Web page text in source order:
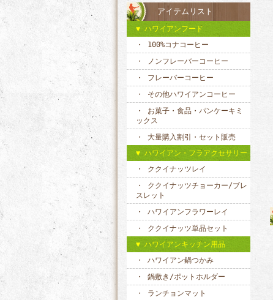
アイテムリスト
ハワイアンフード
100%コナコーヒー
ノンフレーバーコーヒー
フレーバーコーヒー
その他ハワイアンコーヒー
お菓子・食品・パンケーキミ
ックス
大量購入割引・セット販売
ハワイアン・フラアクセサリー
ククイナッツレイ
ククイナッツチョーカー/ブレ
スレット
ハワイアンフラワーレイ
ククイナッツ単品セット
ハワイアンキッチン用品
ハワイアン鍋つかみ
鍋敷き/ポットホルダー
ランチョンマット